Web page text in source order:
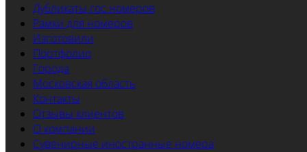
Дубликаты гос номеров
Рамки для номеров
Изготовили
Портфолио
Города
Московская область
Контакты
Отзывы клиентов
О компании
Сувенирные иностранные номера